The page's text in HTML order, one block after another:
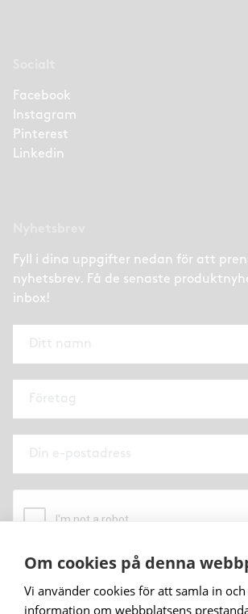
Facebook
Instagram
Pinterest
Linkedin
Fyll i dina uppgifter nedan för att
nyhetsbrev. Få de senaste
inbox!
du vår personuppgiftspolicy.
Om cookies på denna
Vi använder cookies för att samla in
information om webbplatsens